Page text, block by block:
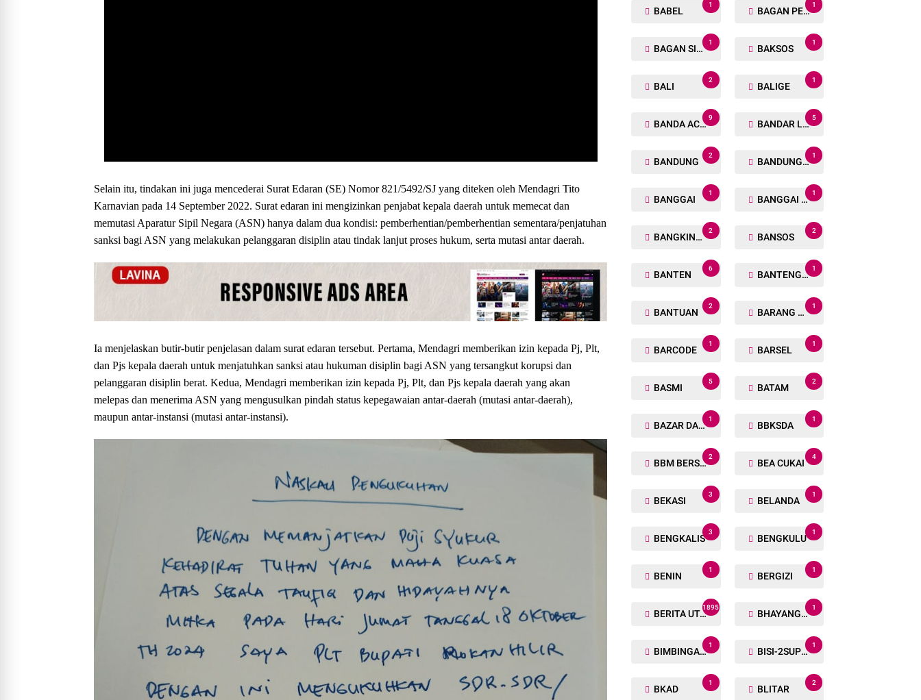
Selain itu, tindakan ini juga mencederai Surat Edaran (SE) Nomor 821/5492/SJ yang diteken oleh Mendagri Tito
Karnavian pada 14 September 2022. Surat edaran ini mengizinkan penjabat kepala daerah untuk memecat dan
memutasi Aparatur Sipil Negara (ASN) hanya dalam dua kondisi: pemberhentian/pemberhentian sementara/penjatuhan
sanksi bagi ASN yang melakukan pelanggaran disiplin atau tindak lanjut proses hukum, serta mutasi antar daerah.
Ia menjelaskan butir-butir penjelasan dalam surat edaran tersebut. Pertama, Mendagri memberikan izin kepada Pj, Plt,
dan Pjs kepala daerah untuk menjatuhkan sanksi atau hukuman disiplin bagi ASN yang tersangkut korupsi dan
pelanggaran disiplin berat. Kedua, Mendagri memberikan izin kepada Pj, Plt, dan Pjs kepala daerah yang akan
melepas dan menerima ASN yang mengusulkan pindah status kepegawaian antar-daerah (mutasi antar-daerah),
maupun antar-instansi (mutasi antar-instansi).
BABEL
1
BAGAN PETE
1
BAGAN SIAPIN API
1
BAKSOS
1
BALI
2
BALIGE
1
BANDA ACEH
9
BANDAR LAMPUNG
5
BANDUNG
2
BANDUNG BARAT
1
BANGGAI
1
BANGGAI LAUT
1
BANGKINANG
2
BANSOS
2
BANTEN
6
BANTENG RAIDERS
1
BANTUAN
2
BARANG TUAKA
1
BARCODE
1
BARSEL
1
BASMI
5
BATAM
2
BAZAR DAN BAKSOS RAMADHAN
1
BBKSDA
1
BBM BERSUBSIDI
2
BEA CUKAI
4
BEKASI
3
BELANDA
1
BENGKALIS
3
BENGKULU
1
BENIN
1
BERGIZI
1
BERITA UTAMA
1895
BHAYANGKARA RUN
1
BIMBINGAN ROHANI
1
BISI-2SUPER
1
BKAD
1
BLITAR
2